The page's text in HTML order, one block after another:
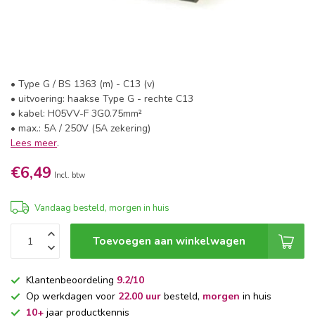
• Type G / BS 1363 (m) - C13 (v)
• uitvoering: haakse Type G - rechte C13
• kabel: H05VV-F 3G0.75mm²
• max.: 5A / 250V (5A zekering)
Lees meer.
€6,49 Incl. btw
Vandaag besteld, morgen in huis
Toevoegen aan winkelwagen
Klantenbeoordeling 9.2/10
Op werkdagen voor 22.00 uur besteld, morgen in huis
10+ jaar productkennis